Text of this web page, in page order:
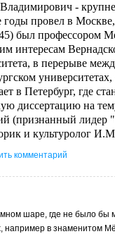
-
годы провел в
был профессором
интересам
в перерыве
в Петербург, где
диссертацию на
(признанный лидер
и культуролог
комментарий
шаре, где не было бы
например в знаменитом